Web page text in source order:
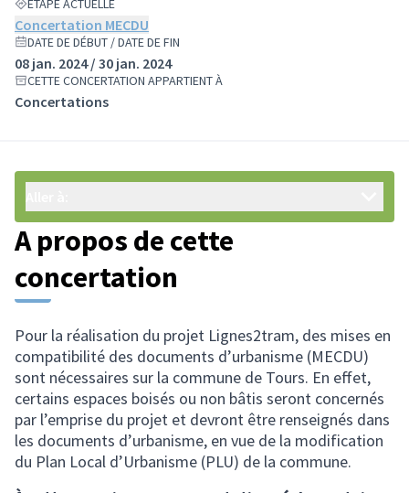
ÉTAPE ACTUELLE
Concertation MECDU
DATE DE DÉBUT / DATE DE FIN
08 jan. 2024 / 30 jan. 2024
CETTE CONCERTATION APPARTIENT À
Concertations
A propos de cette
concertation
Pour la réalisation du projet Lignes2tram, des mises en
compatibilité des documents d’urbanisme (MECDU)
sont nécessaires sur la commune de Tours. En effet,
certains espaces boisés ou non bâtis seront concernés
par l’emprise du projet et devront être renseignés dans
les documents d’urbanisme, en vue de la modification
du Plan Local d’Urbanisme (PLU) de la commune.